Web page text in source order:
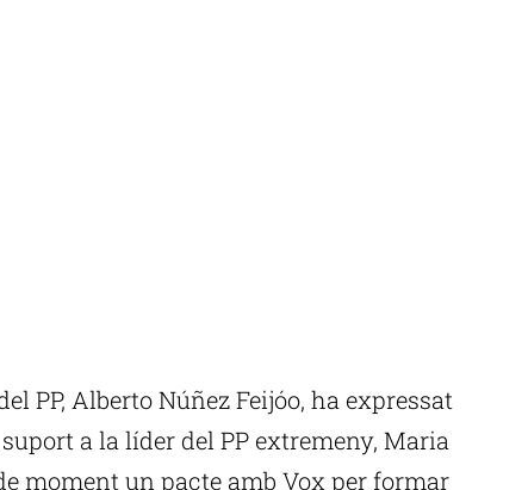
PP, Alberto Núñez Feijóo, ha expressat
a la líder del PP extremeny, Maria
moment un pacte amb Vox per formar